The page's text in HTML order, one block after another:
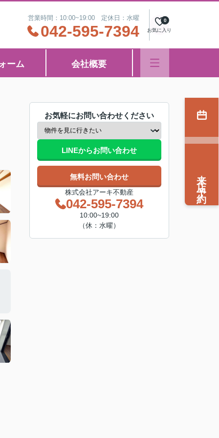
営業時間：10:00~19:00 定休日：水曜
042-595-7394 お気に入り
0
ーム 会社概要
お気軽にお問い合わせください
LINEからお問い合わせ
無料お問い合わせ
株式会社アーキ不動産
042-595-7394
10:00~19:00
（休：水曜）
来店予約